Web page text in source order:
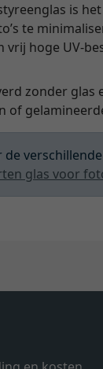
is
te
vrij hoge UV-
zonder
of
glas voor